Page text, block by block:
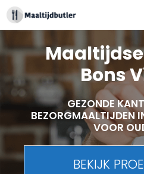
Spring
naar
inhoud
Bons
GEZONDE
BEZORGMAALTIJDEN
VOOR
BEKIJK